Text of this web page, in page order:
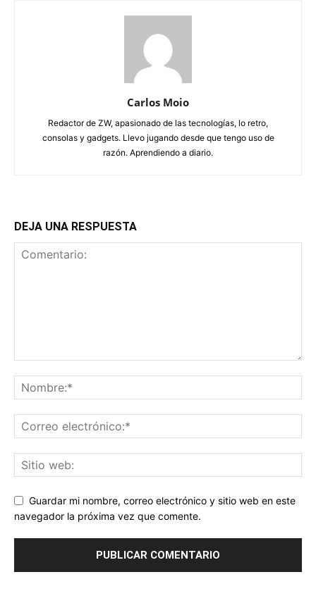
Carlos Moio
Redactor de ZW, apasionado de las tecnologías, lo retro,
consolas y gadgets. Llevo jugando desde que tengo uso de
razón. Aprendiendo a diario.
DEJA UNA RESPUESTA
Guardar mi nombre, correo electrónico y sitio web en este
navegador la próxima vez que comente.